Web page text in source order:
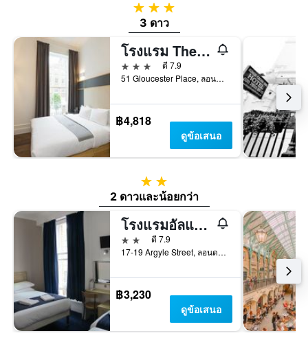
3 ดาว
3 ดาว
โรงแรม The Z ที่ Gloucester Place
3 ดาว
ดี 7.9
51 Gloucester Place, ลอนดอน, สหราชอาณาจักร
฿4,818
ดูข้อเสนอ
2 ดาว
2 ดาวและน้อยกว่า
โรงแรมอัลแฮมบรา
2 ดาว
ดี 7.9
17-19 Argyle Street, ลอนดอน, สหราชอาณาจักร
฿3,230
ดูข้อเสนอ